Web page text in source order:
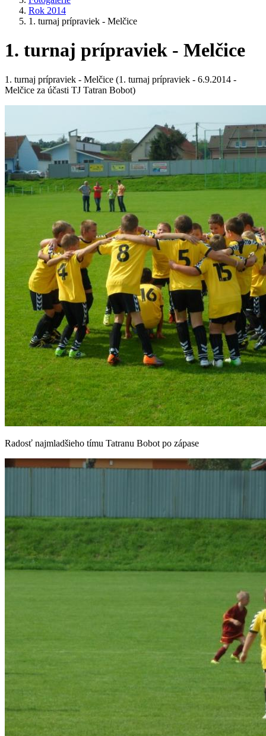
Rok 2014
1. turnaj prípraviek - Melčice
1. turnaj prípraviek - Melčice
1. turnaj prípraviek - Melčice (1. turnaj prípraviek - 6.9.2014 -
Melčice za účasti TJ Tatran Bobot)
Radosť najmladšieho tímu Tatranu Bobot po zápase